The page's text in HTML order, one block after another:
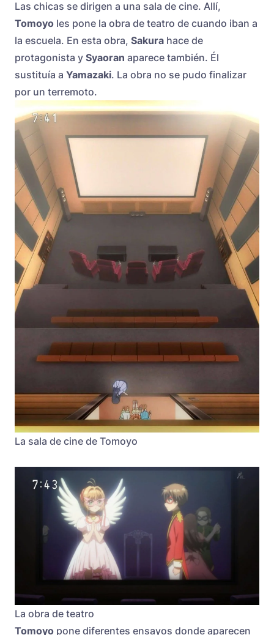
Las chicas se dirigen a una sala de cine. Allí,
Tomoyo les pone la obra de teatro de cuando iban a
la escuela. En esta obra, Sakura hace de
protagonista y Syaoran aparece también. Él
sustituía a Yamazaki. La obra no se pudo finalizar
por un terremoto.
La sala de cine de Tomoyo
La obra de teatro
Tomoyo pone diferentes ensayos donde aparecen